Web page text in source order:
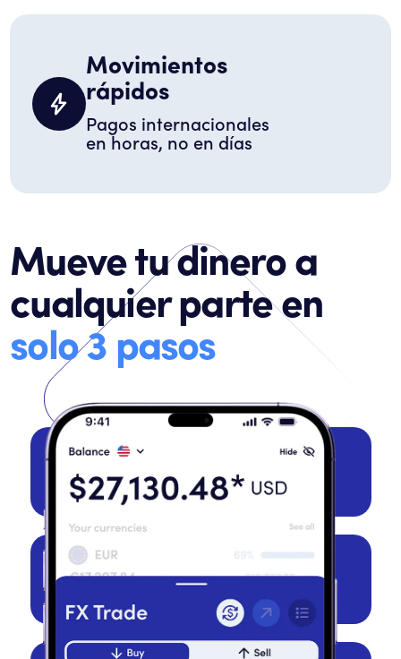
Movimientos
rápidos
Pagos internacionales
en horas, no en días
Mueve tu dinero a
cualquier parte en
solo 3 pasos
1. Regístrate
2. Fondea